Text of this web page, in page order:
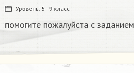
Уровень: 5 - 9 класс
помогите пожалуйста с заданием​